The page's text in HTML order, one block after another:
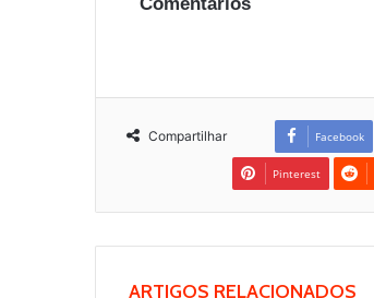
Compartilhar Facebook
Pinterest
ARTIGOS RELACIONADOS